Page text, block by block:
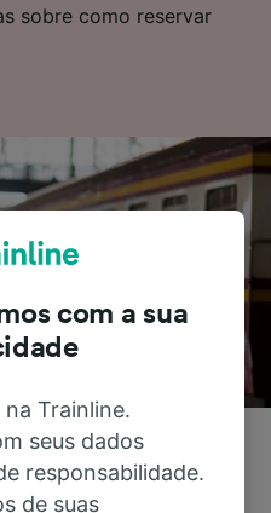
sobre como reservar
Hbf de trem
com a sua
Trainline.
seus dados
responsabilidade.
de suas